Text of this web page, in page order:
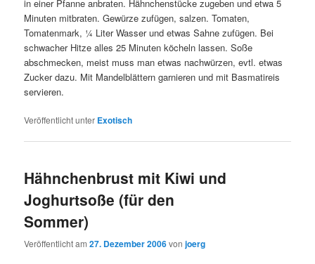
in einer Pfanne anbraten. Hähnchenstücke zugeben und etwa 5
Minuten mitbraten. Gewürze zufügen, salzen. Tomaten,
Tomatenmark, ¼ Liter Wasser und etwas Sahne zufügen. Bei
schwacher Hitze alles 25 Minuten köcheln lassen. Soße
abschmecken, meist muss man etwas nachwürzen, evtl. etwas
Zucker dazu. Mit Mandelblättern garnieren und mit Basmatireis
servieren.
Veröffentlicht unter Exotisch
Hähnchenbrust mit Kiwi und
Joghurtsoße (für den
Sommer)
Veröffentlicht am27. Dezember 2006vonjoerg